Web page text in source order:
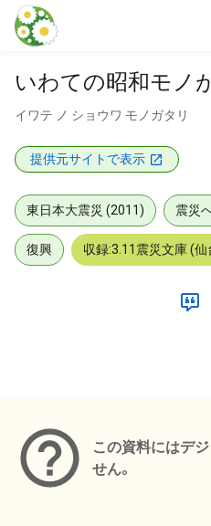
本文に飛ぶ
いわての昭和モノ
イワテ ノ ショウワ モノガタリ
提供元サイトで表示
東日本大震災 (2011) 震災
復興 収録:3.11震災文庫 (
この資料にはデ
せん。